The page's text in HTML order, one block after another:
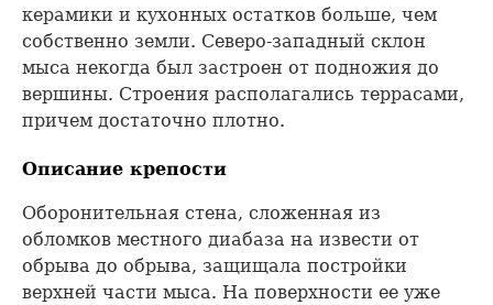
керамики и кухонных остатков больше, чем
собственно земли. Северо-западный склон
мыса некогда был застроен от подножия до
вершины. Строения располагались террасами,
причем достаточно плотно.
Описание крепости
Оборонительная стена, сложенная из
обломков местного диабаза на извести от
обрыва до обрыва, защищала постройки
верхней части мыса. На поверхности ее уже